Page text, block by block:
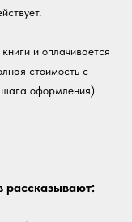
и оплачивается
стоимость с
оформления).